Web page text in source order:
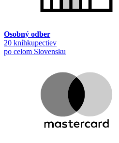
Osobný odber
20 kníhkupectiev
po celom Slovensku